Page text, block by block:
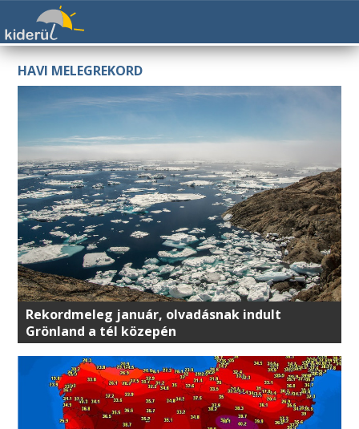
HAVI MELEGREKORD
Rekordmeleg január, olvadásnak indult
Grönland a tél közepén